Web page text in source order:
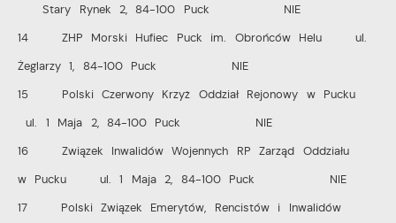
Stary Rynek 2, 84-100 Puck NIE
14 ZHP Morski Hufiec Puck im. Obrońców Helu ul.
Żeglarzy 1, 84-100 Puck NIE
15 Polski Czerwony Krzyż Oddział Rejonowy w Pucku
ul. 1 Maja 2, 84-100 Puck NIE
16 Związek Inwalidów Wojennych RP Zarząd Oddziału
w Pucku ul. 1 Maja 2, 84-100 Puck NIE
17 Polski Związek Emerytów, Rencistów i Inwalidów